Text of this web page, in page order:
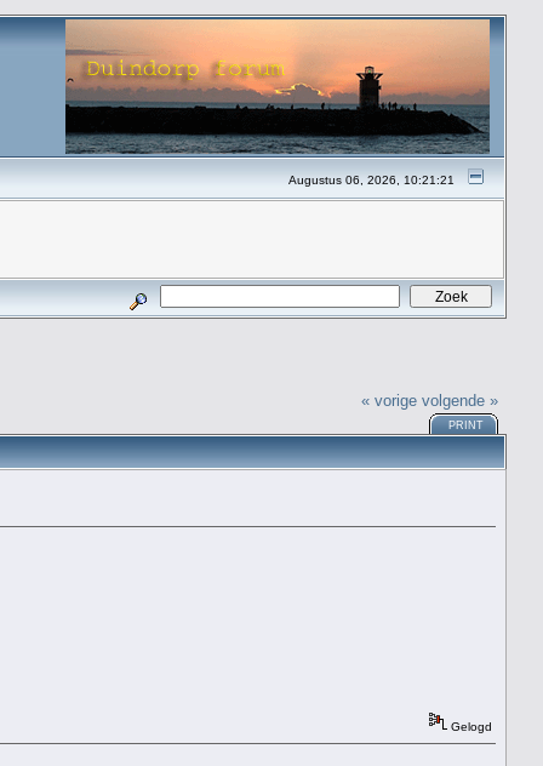
Augustus 06, 2026, 10:21:21
« vorige volgende »
PRINT
Gelogd